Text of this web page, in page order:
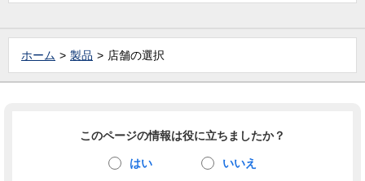
ホーム 製品 店舗の選択
このページの情報は役に立ちましたか？
はい いいえ